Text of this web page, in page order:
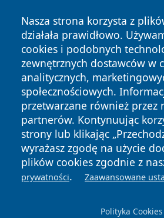
Nasza strona korzysta z
działała prawidłowo.
cookies i podobnych
zewnętrznych dostawców w
analitycznych,
społecznościowych.
przetwarzane również przez
partnerów. Kontynuując
strony lub klikając
wyrażasz zgodę na użycie
plików cookies zgodnie z
prywatności. Zaawansowane
Polityka Cookies
Copyright © 2026 24slupsk.pl
News Autorzy
Polityka
Prywatności